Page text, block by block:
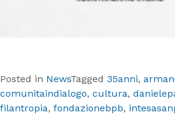
Posted in NewsTagged 35anni,
comunitaindialogo, cultura,
filantropia, fondazionebpb,